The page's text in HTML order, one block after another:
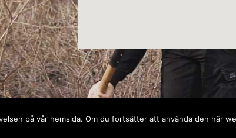
på vår hemsida. Om du fortsätter att använda den här